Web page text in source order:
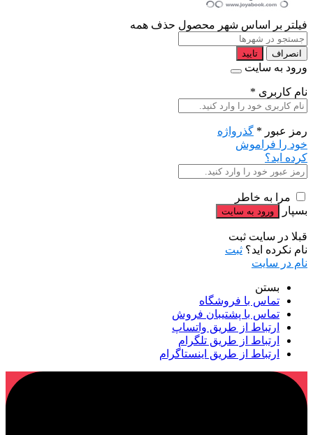
فیلتر بر اساس شهر محصول حذف همه
انصراف تایید
ورود به سایت
نام کاربری *
رمز عبور * گذرواژه
خود را فراموش
کرده اید؟
مرا به خاطر
بسپار
قبلا در سایت ثبت
نام نکرده اید؟ ثبت
نام در سایت
بستن
تماس با فروشگاه
تماس با پشتیبان فروش
ارتباط از طریق واتساپ
ارتباط از طریق تلگرام
ارتباط از طریق اینستاگرام